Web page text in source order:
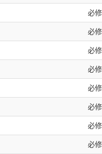
必修
必修
必修
必修
必修
必修
必修
必修